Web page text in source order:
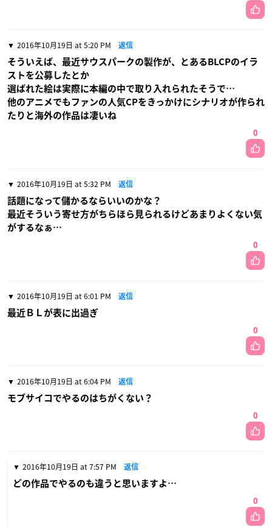
2016年10月19日 at 5:20 PM 返信
そういえば、最近サウスパークの製作が、とあるBLCPのイラ
ストを公募したとか
選ばれた絵は実際に本編の中で取り入れられたそうで…
他のアニメでもファンの人気CPをきっかけにシナリオが作られ
たりと海外の作品は凄いね
0
2016年10月19日 at 5:32 PM 返信
話題になって儲かるならいいのかな？
最近そういう寄せ方がちらほら見られるけどあまりよくない気
がするなぁ…
0
2016年10月19日 at 6:01 PM 返信
最近ＢＬが表に出過ぎ
0
2016年10月19日 at 6:04 PM 返信
モブサイコでやるのはちがくない？
0
2016年10月19日 at 7:57 PM 返信
どの作品でやるのも違うと思いますよ…
0